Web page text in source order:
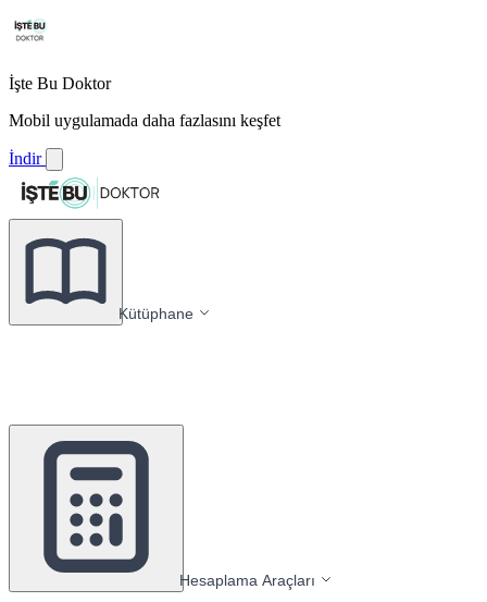
İşte Bu Doktor
Mobil uygulamada daha fazlasını keşfet
İndir
Kütüphane
Hesaplama Araçları